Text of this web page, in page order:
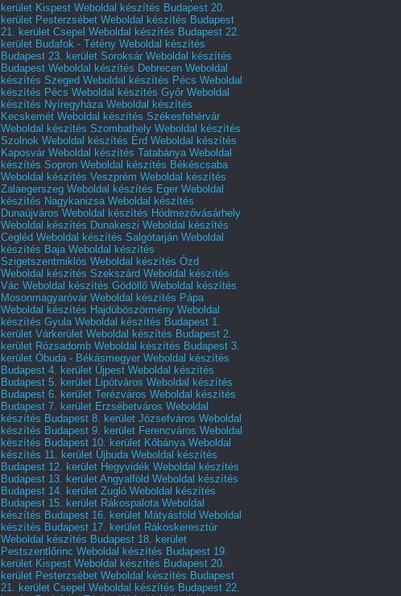
kerület Kispest Weboldal készítés Budapest 20.
kerület Pesterzsébet Weboldal készítés Budapest
21. kerület Csepel Weboldal készítés Budapest 22.
kerület Budafok - Tétény Weboldal készítés
Budapest 23. kerület Soroksár Weboldal készítés
Budapest Weboldal készítés Debrecen Weboldal
készítés Szeged Weboldal készítés Pécs Weboldal
készítés Pécs Weboldal készítés Győr Weboldal
készítés Nyíregyháza Weboldal készítés
Kecskemét Weboldal készítés Székesfehérvár
Weboldal készítés Szombathely Weboldal készítés
Szolnok Weboldal készítés Érd Weboldal készítés
Kaposvár Weboldal készítés Tatabánya Weboldal
készítés Sopron Weboldal készítés Békéscsaba
Weboldal készítés Veszprém Weboldal készítés
Zalaegerszeg Weboldal készítés Eger Weboldal
készítés Nagykanizsa Weboldal készítés
Dunaújváros Weboldal készítés Hódmezővásárhely
Weboldal készítés Dunakeszi Weboldal készítés
Cegléd Weboldal készítés Salgótarján Weboldal
készítés Baja Weboldal készítés
Szigetszentmiklós Weboldal készítés Ózd
Weboldal készítés Szekszárd Weboldal készítés
Vác Weboldal készítés Gödöllő Weboldal készítés
Mosonmagyaróvár Weboldal készítés Pápa
Weboldal készítés Hajdúböszörmény Weboldal
készítés Gyula Weboldal készítés Budapest 1.
kerület Várkerület Weboldal készítés Budapest 2.
kerület Rózsadomb Weboldal készítés Budapest 3.
kerület Óbuda - Békásmegyer Weboldal készítés
Budapest 4. kerület Újpest Weboldal készítés
Budapest 5. kerület Lipótváros Weboldal készítés
Budapest 6. kerület Terézváros Weboldal készítés
Budapest 7. kerület Erzsébetváros Weboldal
készítés Budapest 8. kerület Józsefváros Weboldal
készítés Budapest 9. kerület Ferencváros Weboldal
készítés Budapest 10. kerület Kőbánya Weboldal
készítés 11. kerület Újbuda Weboldal készítés
Budapest 12. kerület Hegyvidék Weboldal készítés
Budapest 13. kerület Angyalföld Weboldal készítés
Budapest 14. kerület Zugló Weboldal készítés
Budapest 15. kerület Rákospalota Weboldal
készítés Budapest 16. kerület Mátyásföld Weboldal
készítés Budapest 17. kerület Rákoskeresztúr
Weboldal készítés Budapest 18. kerület
Pestszentlőrinc Weboldal készítés Budapest 19.
kerület Kispest Weboldal készítés Budapest 20.
kerület Pesterzsébet Weboldal készítés Budapest
21. kerület Csepel Weboldal készítés Budapest 22.